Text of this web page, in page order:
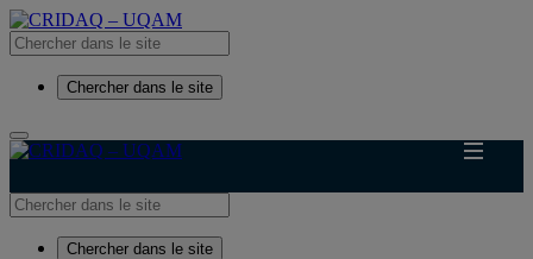
Chercher dans le site
Chercher dans le site